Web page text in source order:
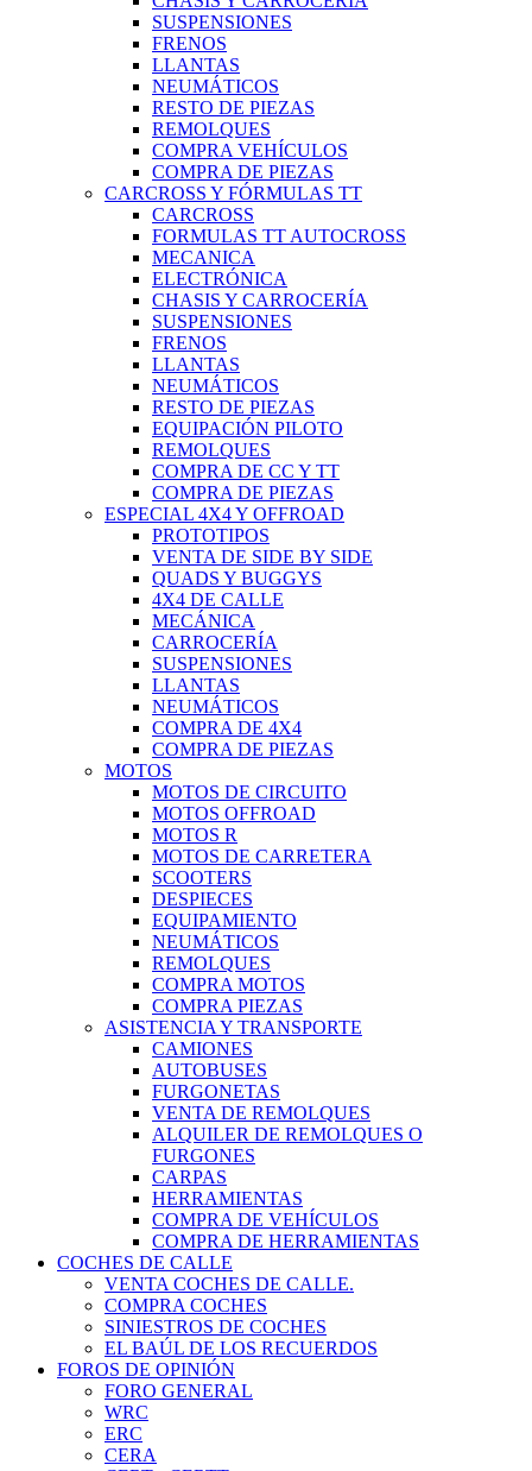
SUSPENSIONES
FRENOS
LLANTAS
NEUMÁTICOS
RESTO DE PIEZAS
REMOLQUES
COMPRA VEHÍCULOS
COMPRA DE PIEZAS
CARCROSS Y FÓRMULAS TT
CARCROSS
FORMULAS TT AUTOCROSS
MECANICA
ELECTRÓNICA
CHASIS Y CARROCERÍA
SUSPENSIONES
FRENOS
LLANTAS
NEUMÁTICOS
RESTO DE PIEZAS
EQUIPACIÓN PILOTO
REMOLQUES
COMPRA DE CC Y TT
COMPRA DE PIEZAS
ESPECIAL 4X4 Y OFFROAD
PROTOTIPOS
VENTA DE SIDE BY SIDE
QUADS Y BUGGYS
4X4 DE CALLE
MECÁNICA
CARROCERÍA
SUSPENSIONES
LLANTAS
NEUMÁTICOS
COMPRA DE 4X4
COMPRA DE PIEZAS
MOTOS
MOTOS DE CIRCUITO
MOTOS OFFROAD
MOTOS R
MOTOS DE CARRETERA
SCOOTERS
DESPIECES
EQUIPAMIENTO
NEUMÁTICOS
REMOLQUES
COMPRA MOTOS
COMPRA PIEZAS
ASISTENCIA Y TRANSPORTE
CAMIONES
AUTOBUSES
FURGONETAS
VENTA DE REMOLQUES
ALQUILER DE REMOLQUES O
FURGONES
CARPAS
HERRAMIENTAS
COMPRA DE VEHÍCULOS
COMPRA DE HERRAMIENTAS
COCHES DE CALLE
VENTA COCHES DE CALLE.
COMPRA COCHES
SINIESTROS DE COCHES
EL BAÚL DE LOS RECUERDOS
FOROS DE OPINIÓN
FORO GENERAL
WRC
ERC
CERA